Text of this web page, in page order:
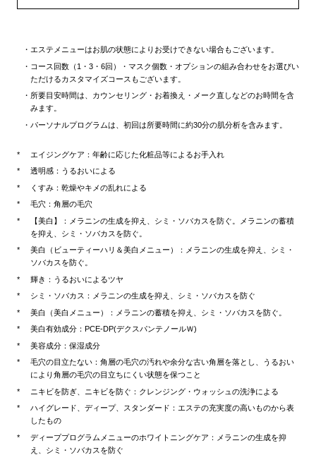
エステメニューはお肌の状態によりお受けできない場合もございます。
コース回数（1・3・6回）・マスク個数・オプションの組み合わせをお選びい
ただけるカスタマイズコースもございます。
所要目安時間は、カウンセリング・お着換え・メーク直しなどのお時間を含
みます。
パーソナルプログラムは、初回は所要時間に約30分の肌分析を含みます。
エイジングケア：年齢に応じた化粧品等によるお手入れ
透明感：うるおいによる
くすみ：乾燥やキメの乱れによる
毛穴：角層の毛穴
【美白】：メラニンの生成を抑え、シミ・ソバカスを防ぐ。メラニンの蓄積
を抑え、シミ・ソバカスを防ぐ。
美白（ビューティーハリ＆美白メニュー）：メラニンの生成を抑え、シミ・
ソバカスを防ぐ。
輝き：うるおいによるツヤ
シミ・ソバカス：メラニンの生成を抑え、シミ・ソバカスを防ぐ
美白（美白メニュー）：メラニンの蓄積を抑え、シミ・ソバカスを防ぐ。
美白有効成分：PCE-DP(デクスパンテノールＷ)
美容成分：保湿成分
毛穴の目立たない：角層の毛穴の汚れや余分な古い角層を落とし、うるおい
により角層の毛穴の目立ちにくい状態を保つこと
ニキビを防ぎ、ニキビを防ぐ：クレンジング・ウォッシュの洗浄による
ハイグレード、ディープ、スタンダード：エステの充実度の高いものから表
したもの
ディーププログラムメニューのホワイトニングケア：メラニンの生成を抑
え、シミ・ソバカスを防ぐ